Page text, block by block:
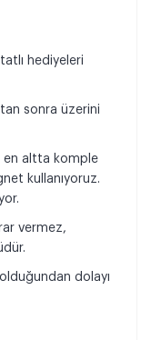
hediyeleri
sonra üzerini
en altta komple
kullanıyoruz.
vermez,
dolayı